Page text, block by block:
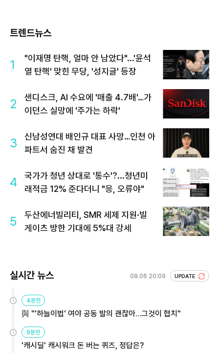
트렌드뉴스
1
"이재명 탄핵, 얼마 안 남았다"...'윤석
열 탄핵' 맞힌 무당, '성지글' 등장
2
샌디스크, AI 수요에 '매출 4.7배'…가
이던스 실망에 '주가는 하락'
3
신남성연대 배인규 대표 사망…인천 아
파트서 숨진 채 발견
4
국가가 청년 상대로 '통수'?...청년미
래적금 12% 준다더니 "응, 오류야"
5
두산에너빌리티, SMR 세제 지원·빌
게이츠 방한 기대에 5%대 강세
실시간 뉴스 08.06 20:09 UPDATE
4분전
與 "'하늘이법' 여야 공동 발의 괜찮아…그것이 협치"
9분전
'캐시딜' 캐시워크 돈 버는 퀴즈, 정답은?